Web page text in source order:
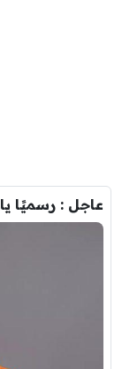
عاجل : رسميًا